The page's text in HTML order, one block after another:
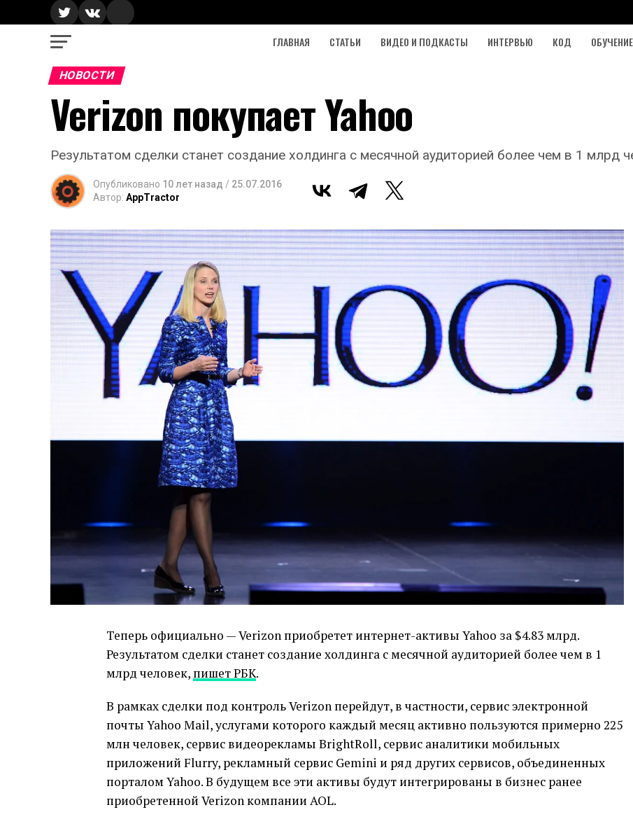
ГЛАВНАЯ СТАТЬИ ВИДЕО И ПОДКАСТЫ ИНТЕРВЬЮ КОД ОБУЧЕНИЕ
НОВОСТИ
Verizon покупает Yahoo
Результатом сделки станет создание холдинга с месячной аудиторией более чем в 1 млрд
Опубликовано 10 лет назад / 25.07.2016
Автор: AppTractor
Теперь официально — Verizon приобретет интернет-активы Yahoo за $4.83 млрд.
Результатом сделки станет создание холдинга с месячной аудиторией более чем в 1
млрд человек, пишет РБК.
В рамках сделки под контроль Verizon перейдут, в частности, сервис электронной
почты Yahoo Mail, услугами которого каждый месяц активно пользуются примерно 225
млн человек, сервис видеорекламы BrightRoll, сервис аналитики мобильных
приложений Flurry, рекламный сервис Gemini и ряд других сервисов, объединенных
порталом Yahoo. В будущем все эти активы будут интегрированы в бизнес ранее
приобретенной Verizon компании AOL.